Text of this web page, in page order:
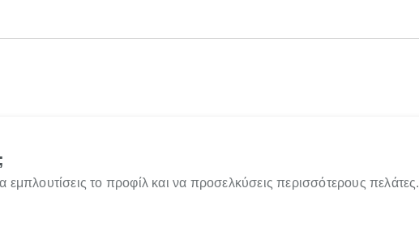
το προφίλ και να προσελκύσεις περισσότερους πελάτες.